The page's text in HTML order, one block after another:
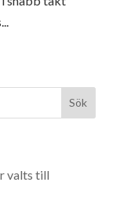
valts till